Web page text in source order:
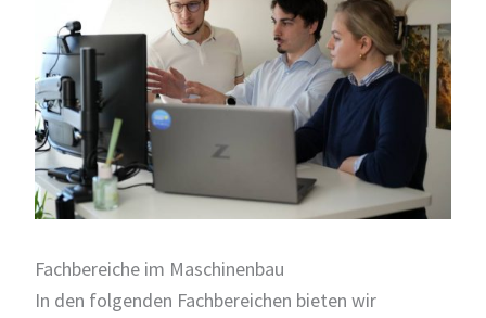
Fachbereiche im Maschinenbau
In den folgenden Fachbereichen bieten wir